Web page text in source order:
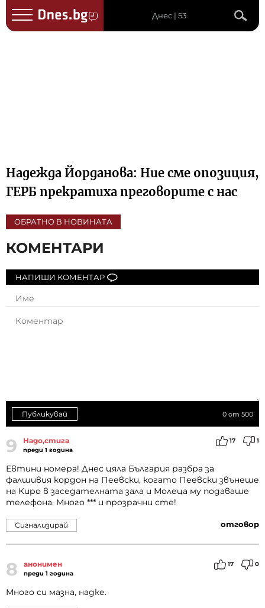
Днес | 53
Надежда Йорданова: Ние сме опозиция,
ГЕРБ прекратиха преговорите с нас
ОБРАТНО В НОВИНАТА
КОМЕНТАРИ
НАПИШИ КОМЕНТАР
0 от 500
Публикувай
9 Надо,стига
преди 1 година
17 1
Евтини номера! Днес цяла България разбра за
фалшивия кордон на Пеевски, когато Пеевски звънеше
на Киро в заседателната зала и Молеца му подаваше
телефона. Много *** и прозрачни сте!
отговор
Сигнализирай
8 анонимен
преди 1 година
17 0
Много си мазна, надке.